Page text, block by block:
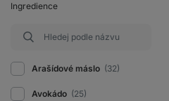
Ingredience
Arašídové máslo (32)
Avokádo (25)